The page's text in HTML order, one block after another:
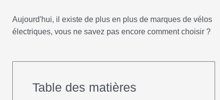
Aujourd'hui, il existe de plus en plus de marques de vélos
électriques, vous ne savez pas encore comment choisir ?
Table des matières